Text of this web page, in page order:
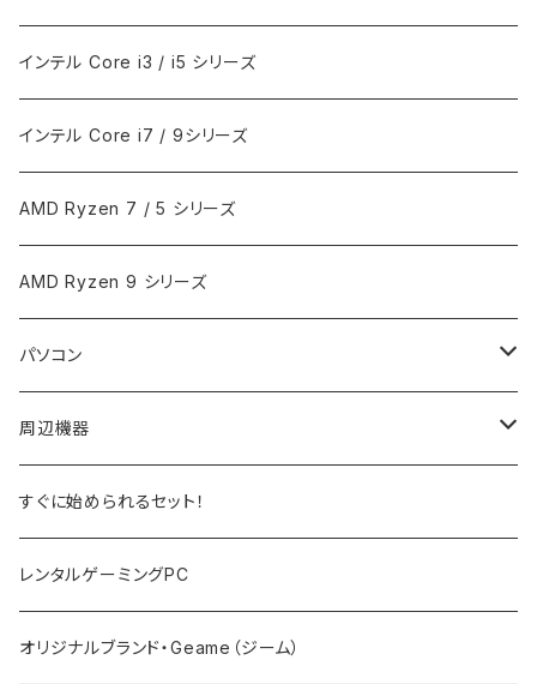
インテル Core i3 / i5 シリーズ
インテル Core i7 / 9シリーズ
AMD Ryzen 7 / 5 シリーズ
AMD Ryzen 9 シリーズ
パソコン
ノートPC
デスクトップPC
PCサーバー
周辺機器
モニター
キーボード
マウス
すぐに始められるセット！
レンタルゲーミングPC
オリジナルブランド・Geame（ジーム）